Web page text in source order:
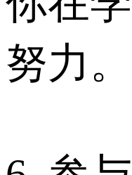
努力